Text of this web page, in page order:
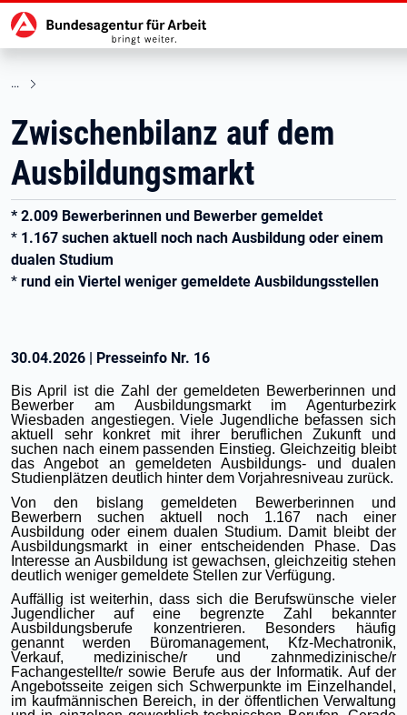
zu den Hauptinhalten springen
Hauptnavigation
Zwischenbilanz auf dem
Ausbildungsmarkt
* 2.009 Bewerberinnen und Bewerber gemeldet
* 1.167 suchen aktuell noch nach Ausbildung oder einem
dualen Studium
* rund ein Viertel weniger gemeldete Ausbildungsstellen
30.04.2026 | Presseinfo Nr. 16
Bis April ist die Zahl der gemeldeten Bewerberinnen und
Bewerber am Ausbildungsmarkt im Agenturbezirk
Wiesbaden angestiegen. Viele Jugendliche befassen sich
aktuell sehr konkret mit ihrer beruflichen Zukunft und
suchen nach einem passenden Einstieg. Gleichzeitig bleibt
das Angebot an gemeldeten Ausbildungs- und dualen
Studienplätzen deutlich hinter dem Vorjahresniveau zurück.
Von den bislang gemeldeten Bewerberinnen und
Bewerbern suchen aktuell noch 1.167 nach einer
Ausbildung oder einem dualen Studium. Damit bleibt der
Ausbildungsmarkt in einer entscheidenden Phase. Das
Interesse an Ausbildung ist gewachsen, gleichzeitig stehen
deutlich weniger gemeldete Stellen zur Verfügung.
Auffällig ist weiterhin, dass sich die Berufswünsche vieler
Jugendlicher auf eine begrenzte Zahl bekannter
Ausbildungsberufe konzentrieren. Besonders häufig
genannt werden Büromanagement, Kfz-Mechatronik,
Verkauf, medizinische/r und zahnmedizinische/r
Fachangestellte/r sowie Berufe aus der Informatik. Auf der
Angebotsseite zeigen sich Schwerpunkte im Einzelhandel,
im kaufmännischen Bereich, in der öffentlichen Verwaltung